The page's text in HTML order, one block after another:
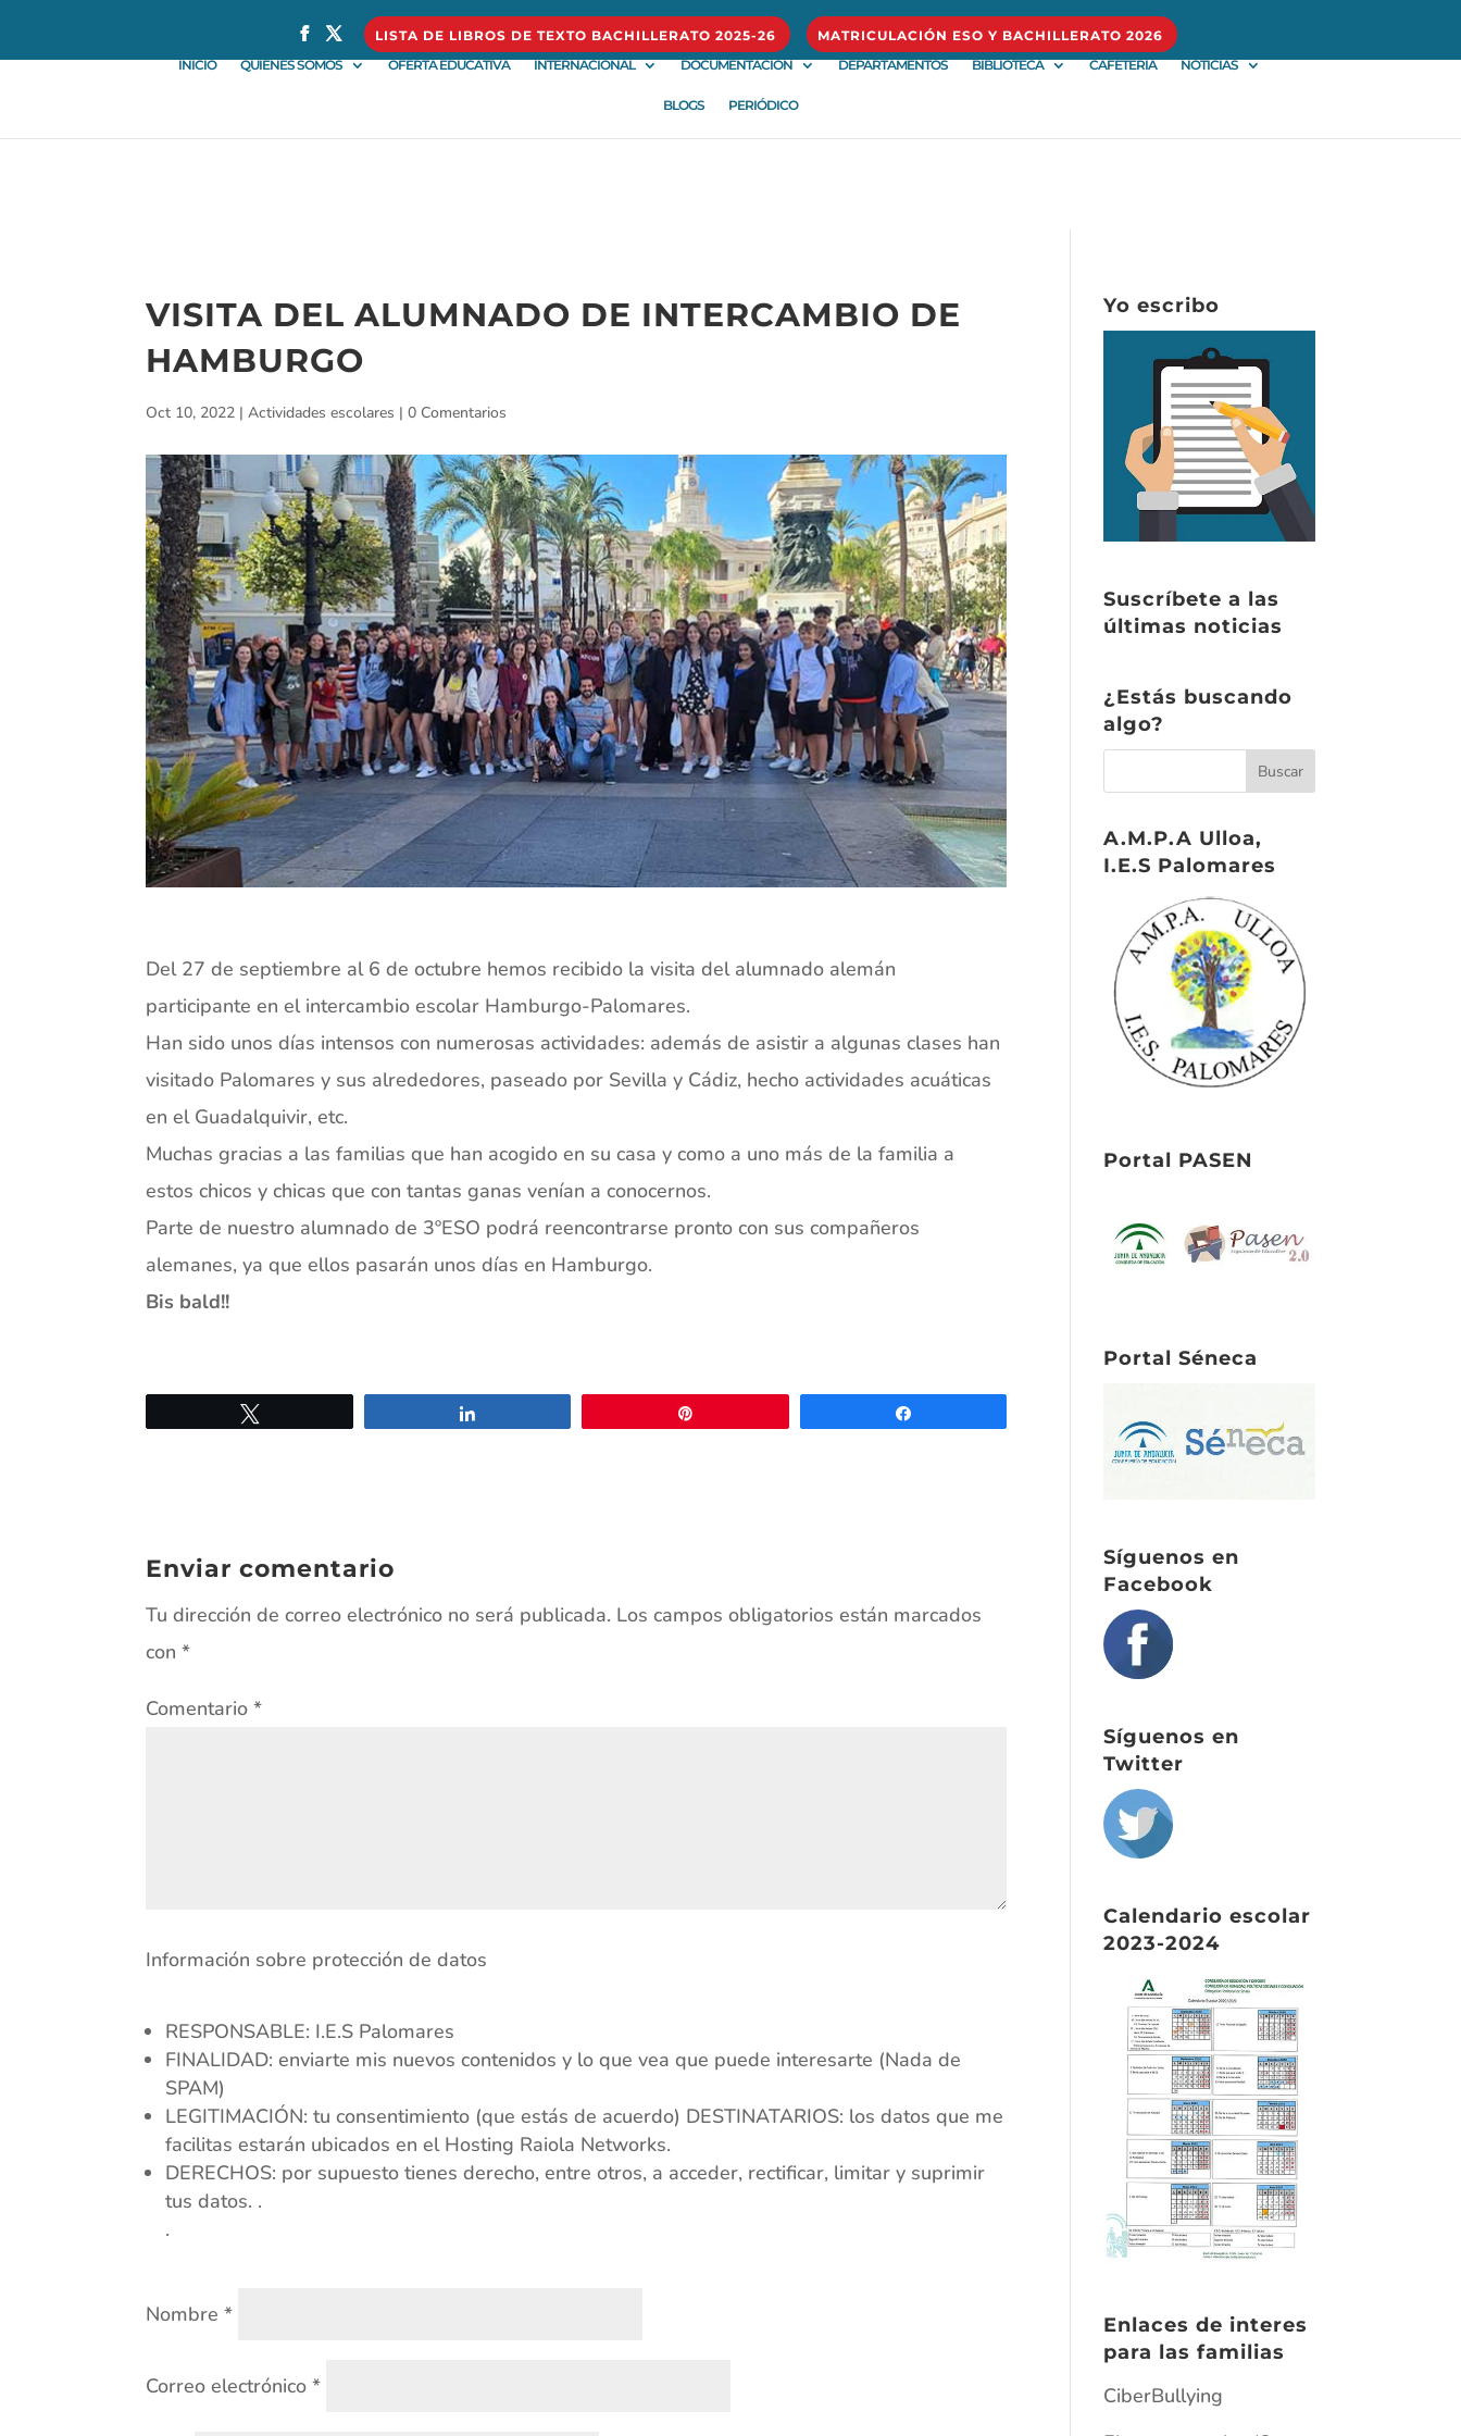
LISTA DE LIBROS DE TEXTO BACHILLERATO 2025-26
MATRICULACIÓN ESO Y BACHILLERATO 2026
INICIO
QUIÉNES SOMOS OFERTA EDUCATIVA INTERNACIONAL DOCUMENTACIÓN DEPARTAMENTOS BIBLIOTECA CAFETERÍA NOTICIAS
BLOGS PERIÓDICO
VISITA DEL ALUMNADO DE INTERCAMBIO DE
HAMBURGO
Oct 10, 2022 |Actividades escolares |0 Comentarios
Del 27 de septiembre al 6 de octubre hemos recibido la visita del alumnado alemán
participante en el intercambio escolar Hamburgo-Palomares.
Han sido unos días intensos con numerosas actividades: además de asistir a algunas clases han
visitado Palomares y sus alrededores, paseado por Sevilla y Cádiz, hecho actividades acuáticas
en el Guadalquivir, etc.
Muchas gracias a las familias que han acogido en su casa y como a uno más de la familia a
estos chicos y chicas que con tantas ganas venían a conocernos.
Parte de nuestro alumnado de 3ºESO podrá reencontrarse pronto con sus compañeros
alemanes, ya que ellos pasarán unos días en Hamburgo.
Bis bald!!
Enviar comentario
Tu dirección de correo electrónico no será publicada. Los campos obligatorios están marcados
con*
Comentario*
Información sobre protección de datos
RESPONSABLE: I.E.S Palomares
FINALIDAD: enviarte mis nuevos contenidos y lo que vea que puede interesarte (Nada de
SPAM)
LEGITIMACIÓN: tu consentimiento (que estás de acuerdo) DESTINATARIOS: los datos que me
facilitas estarán ubicados en el Hosting Raiola Networks.
DERECHOS: por supuesto tienes derecho, entre otros, a acceder, rectificar, limitar y suprimir
tus datos. .
.
Nombre*
Correo electrónico*
Yo escribo
Suscríbete a las
últimas noticias
¿Estás buscando
algo?
A.M.P.A Ulloa,
I.E.S Palomares
Portal PASEN
Portal Séneca
Síguenos en
Facebook
Síguenos en
Twitter
Calendario escolar
2023-2024
Enlaces de interes
para las familias
CiberBullying